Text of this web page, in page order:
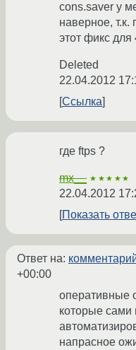
cons.saver у
наверное,
этот фикс для
Deleted
22.04.2012
Ссылка
где ftps ?
mx__ ★★★★★
22.04.2012
Показать
Ответ на:
+00:00
оперативные
которые сами
напрасное